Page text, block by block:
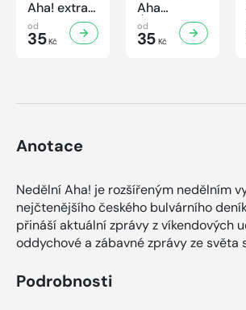
Aha! extra
č.3/2026
Úsporná
od
35Kč
Aha
Úsporná
kuchařka -
od
35Kč
Anotace
Nedělní Aha! je rozšířeným nedělním
nejčtenějšího českého bulvárního
přináší aktuální zprávy z víkendových
oddychové a zábavné zprávy ze světa
Podrobnosti